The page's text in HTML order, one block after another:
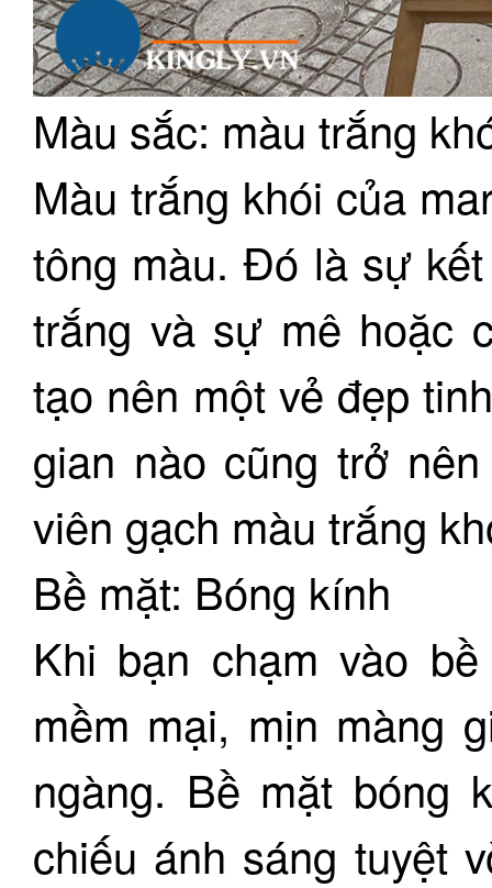
Màu sắc: màu trắng
Màu trắng khói của
tông màu. Đó là sự
trắng và sự mê hoặc
tạo nên một vẻ đẹp
gian nào cũng trở
viên gạch màu trắng
Bề mặt: Bóng kính
Khi bạn chạm vào
mềm mại, mịn màng
ngàng. Bề mặt bóng
chiếu ánh sáng tuyệt